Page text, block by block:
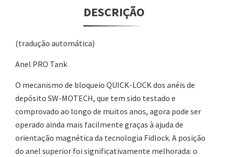
DESCRIÇÃO
(tradução automática)
Anel PRO Tank
O mecanismo de bloqueio QUICK-LOCK dos anéis de
depósito SW-MOTECH, que tem sido testado e
comprovado ao longo de muitos anos, agora pode ser
operado ainda mais facilmente graças à ajuda de
orientação magnética da tecnologia Fidlock. A posição
do anel superior foi significativamente melhorada: o